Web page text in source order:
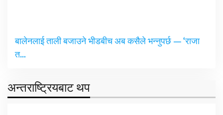
बालेनलाई ताली बजाउने भीडबीच अब कसैले भन्नुपर्छ — ‘राजा
त…
अन्तराष्ट्रियबाट थप